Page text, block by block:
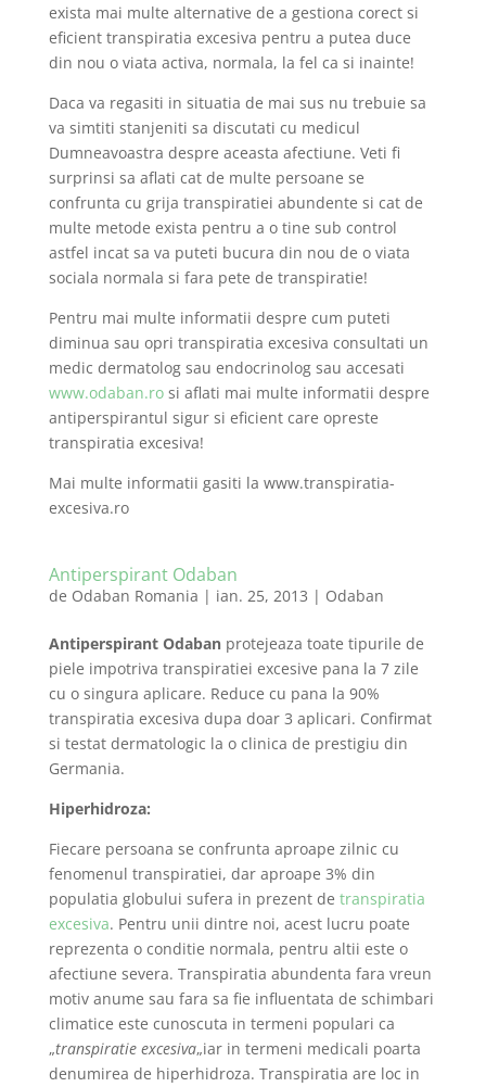
exista mai multe alternative de a gestiona corect si
eficient transpiratia excesiva pentru a putea duce
din nou o viata activa, normala, la fel ca si inainte!
Daca va regasiti in situatia de mai sus nu trebuie sa
va simtiti stanjeniti sa discutati cu medicul
Dumneavoastra despre aceasta afectiune. Veti fi
surprinsi sa aflati cat de multe persoane se
confrunta cu grija transpiratiei abundente si cat de
multe metode exista pentru a o tine sub control
astfel incat sa va puteti bucura din nou de o viata
sociala normala si fara pete de transpiratie!
Pentru mai multe informatii despre cum puteti
diminua sau opri transpiratia excesiva consultati un
medic dermatolog sau endocrinolog sau accesati
www.odaban.rosi aflati mai multe informatii despre
antiperspirantul sigur si eficient care opreste
transpiratia excesiva!
Mai multe informatii gasiti la www.transpiratia-
excesiva.ro
Antiperspirant Odaban
de Odaban Romania | ian. 25, 2013 | Odaban
Antiperspirant Odabanprotejeaza toate tipurile de
piele impotriva transpiratiei excesive pana la 7 zile
cu o singura aplicare. Reduce cu pana la 90%
transpiratia excesiva dupa doar 3 aplicari. Confirmat
si testat dermatologic la o clinica de prestigiu din
Germania.
Hiperhidroza:
Fiecare persoana se confrunta aproape zilnic cu
fenomenul transpiratiei, dar aproape 3% din
populatia globului sufera in prezent de transpiratia
excesiva. Pentru unii dintre noi, acest lucru poate
reprezenta o conditie normala, pentru altii este o
afectiune severa. Transpiratia abundenta fara vreun
motiv anume sau fara sa fie influentata de schimbari
climatice este cunoscuta in termeni populari ca
„transpiratie excesiva„iar in termeni medicali poarta
denumirea de hiperhidroza. Transpiratia are loc in